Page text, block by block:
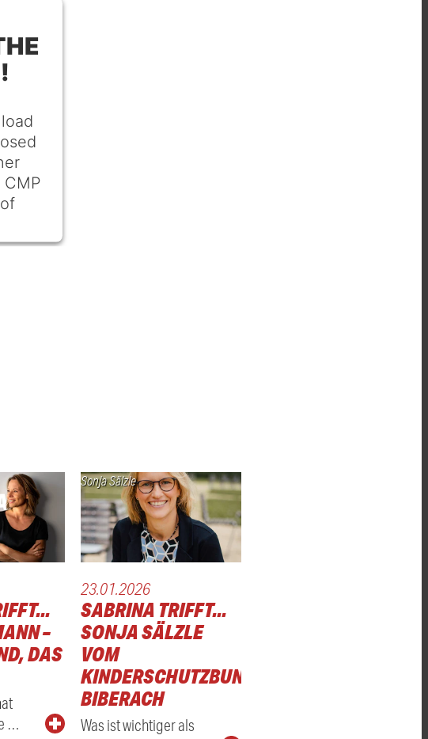
–
DAS
…
Sonja Sälzle
23.01.2026
SABRINA TRIFFT...
SONJA SÄLZLE
VOM
KINDERSCHUTZBUND
BIBERACH
Was ist wichtiger als